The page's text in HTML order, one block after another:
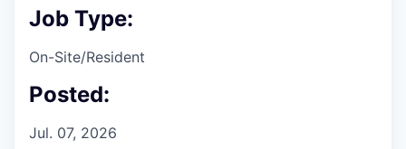
Job Type:
On-Site/Resident
Posted:
Jul. 07, 2026